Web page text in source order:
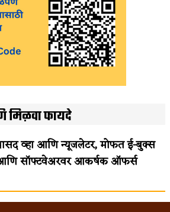
मिळवा फायदे
व्हा आणि न्यूजलेटर, मोफत ई-बुक्स
सॉफ्टवेअरवर आकर्षक ऑफर्स